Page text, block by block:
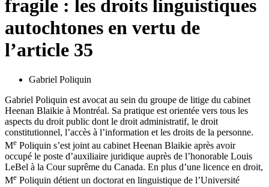
fragile : les droits linguistiques
autochtones en vertu de
l’article 35
Gabriel Poliquin
Gabriel Poliquin est avocat au sein du groupe de litige du cabinet
Heenan Blaikie à Montréal. Sa pratique est orientée vers tous les
aspects du droit public dont le droit administratif, le droit
constitutionnel, l’accès à l’information et les droits de la personne.
Me Poliquin s’est joint au cabinet Heenan Blaikie après avoir
occupé le poste d’auxiliaire juridique auprès de l’honorable Louis
LeBel à la Cour suprême du Canada. En plus d’une licence en droit,
Me Poliquin détient un doctorat en linguistique de l’Université